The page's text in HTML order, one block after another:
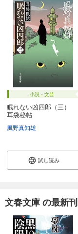
小説・文芸
眠れない凶四郎（三）
耳袋秘帖
風野真知雄
試し読み
文春文庫 の最新刊